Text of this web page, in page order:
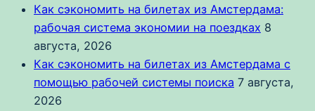
Как сэкономить на билетах из Амстердама:
рабочая система экономии на поездках 8
августа, 2026
Как сэкономить на билетах из Амстердама с
помощью рабочей системы поиска 7 августа,
2026